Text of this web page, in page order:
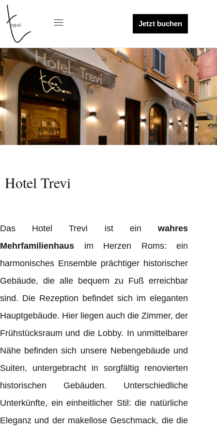
Jetzt buchen
Hotel Trevi
Das Hotel Trevi ist ein wahres
Mehrfamilienhaus im Herzen Roms: ein
harmonisches Ensemble prächtiger historischer
Gebäude, die alle bequem zu Fuß erreichbar
sind. Die Rezeption befindet sich im eleganten
Hauptgebäude. Hier liegen auch die Zimmer, der
Frühstücksraum und die Lobby. In unmittelbarer
Nähe befinden sich unsere Nebengebäude und
Suiten, untergebracht in sorgfältig renovierten
historischen Gebäuden. Unterschiedliche
Unterkünfte, ein einheitlicher Stil: die natürliche
Eleganz und der makellose Geschmack, die die